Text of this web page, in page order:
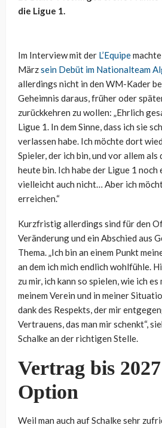
die Ligue 1.
Im Interview mit der L’Equipe
Märzsein Debüt im Nationalteam
allerdings nicht in den WM-Kader
Geheimnis daraus, früher oder
zurückkehren zu wollen: „Ehrlich
Ligue 1. In dem Sinne, dass ich sie
verlassen habe. Ich möchte dort
Spieler, der ich bin, und vor allem als
heute bin. Ich habe der Ligue 1 noch
vielleicht auch nicht… Aber ich
erreichen.“
Kurzfristig allerdings sind für den
Veränderung und ein Abschied aus
Thema. „Ich bin an einem Punkt
an dem ich mich endlich wohlfühle.
zu mir, ich kann so spielen, wie ich
meinem Verein und in meiner
dank des Respekts, der mir
Vertrauens, das man mir schenkt“,
Schalke an der richtigen Stelle.
Vertrag bis
Option
Weil man auch auf Schalke sehr